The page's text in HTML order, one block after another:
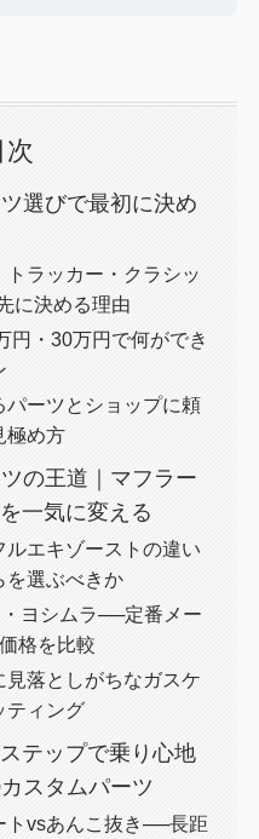
次
選びで最初に決め
トラッカー・クラシッ
に決める理由
円・30万円で何ができ
パーツとショップに頼
極め方
の王道｜マフラー
一気に変える
ルエキゾーストの違い
を選ぶべきか
ヨシムラ──定番メー
格を比較
見落としがちなガスケ
ティング
テップで乗り心地
スタムパーツ
トvsあんこ抜き──長距